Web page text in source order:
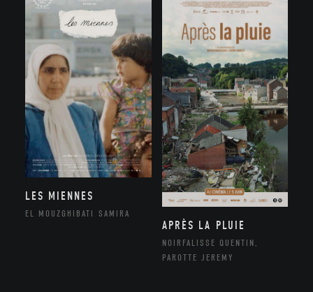
LES MIENNES
EL MOUZGHIBATI SAMIRA
APRÈS LA PLUIE
NOIRFALISSE QUENTIN,
PAROTTE JEREMY